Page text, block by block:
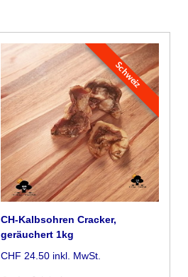
Schweiz
CH-Kalbsohren Cracker,
geräuchert 1kg
CHF 24.50 inkl. MwSt.